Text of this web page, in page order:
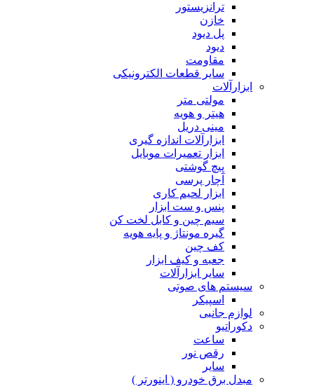
ترانزیستور
خازن
پل دیود
دیود
مقاومت
سایر قطعات الکترونیکی
ابزارآلات
مولتی متر
هیتر و هویه
مینی دریل
ابزارآلات اندازه گیری
ابزار تعمیرات موبایل
پیچ گوشتی
آچار پرسی
ابزار لحیم کاری
پنس و ست ابزار
سیم چین و کابل لخت کن
گیره مونتاژ و پایه هویه
کف چین
جعبه و کیف ابزار
سایر ابزارآلات
سیستم های صوتی
اسپیکر
لوازم جانبی
دکوراتیو
ساعت
رقص نور
سایر
مبدل برق خودرو ( اینورتر )